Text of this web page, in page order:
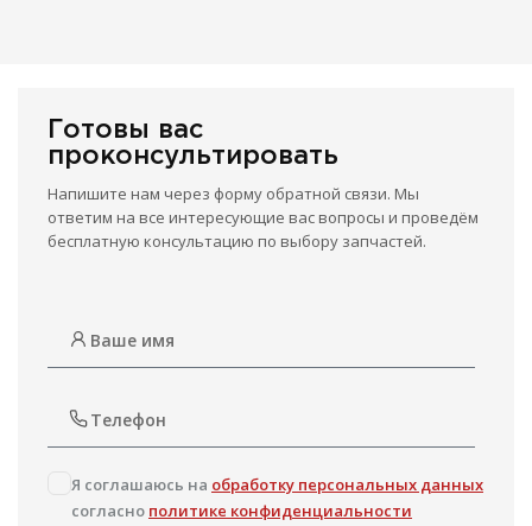
Готовы вас
проконсультировать
Напишите нам через форму обратной связи. Мы
ответим на все интересующие вас вопросы и проведём
бесплатную консультацию по выбору запчастей.
Я соглашаюсь на обработку персональных данных
согласно политике конфиденциальности